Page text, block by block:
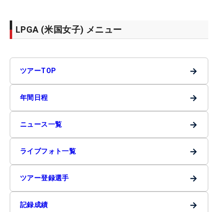
LPGA (米国女子) メニュー
ツアーTOP →
年間日程 →
ニュース一覧 →
ライブフォト一覧 →
ツアー登録選手 →
記録成績 →